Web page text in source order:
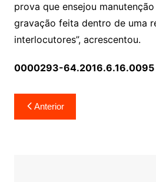
prova que ensejou
gravação feita dentro de uma
interlocutores”, acrescentou.
0000293-64.2016.6.16.0095
Navegação
de
Anterior